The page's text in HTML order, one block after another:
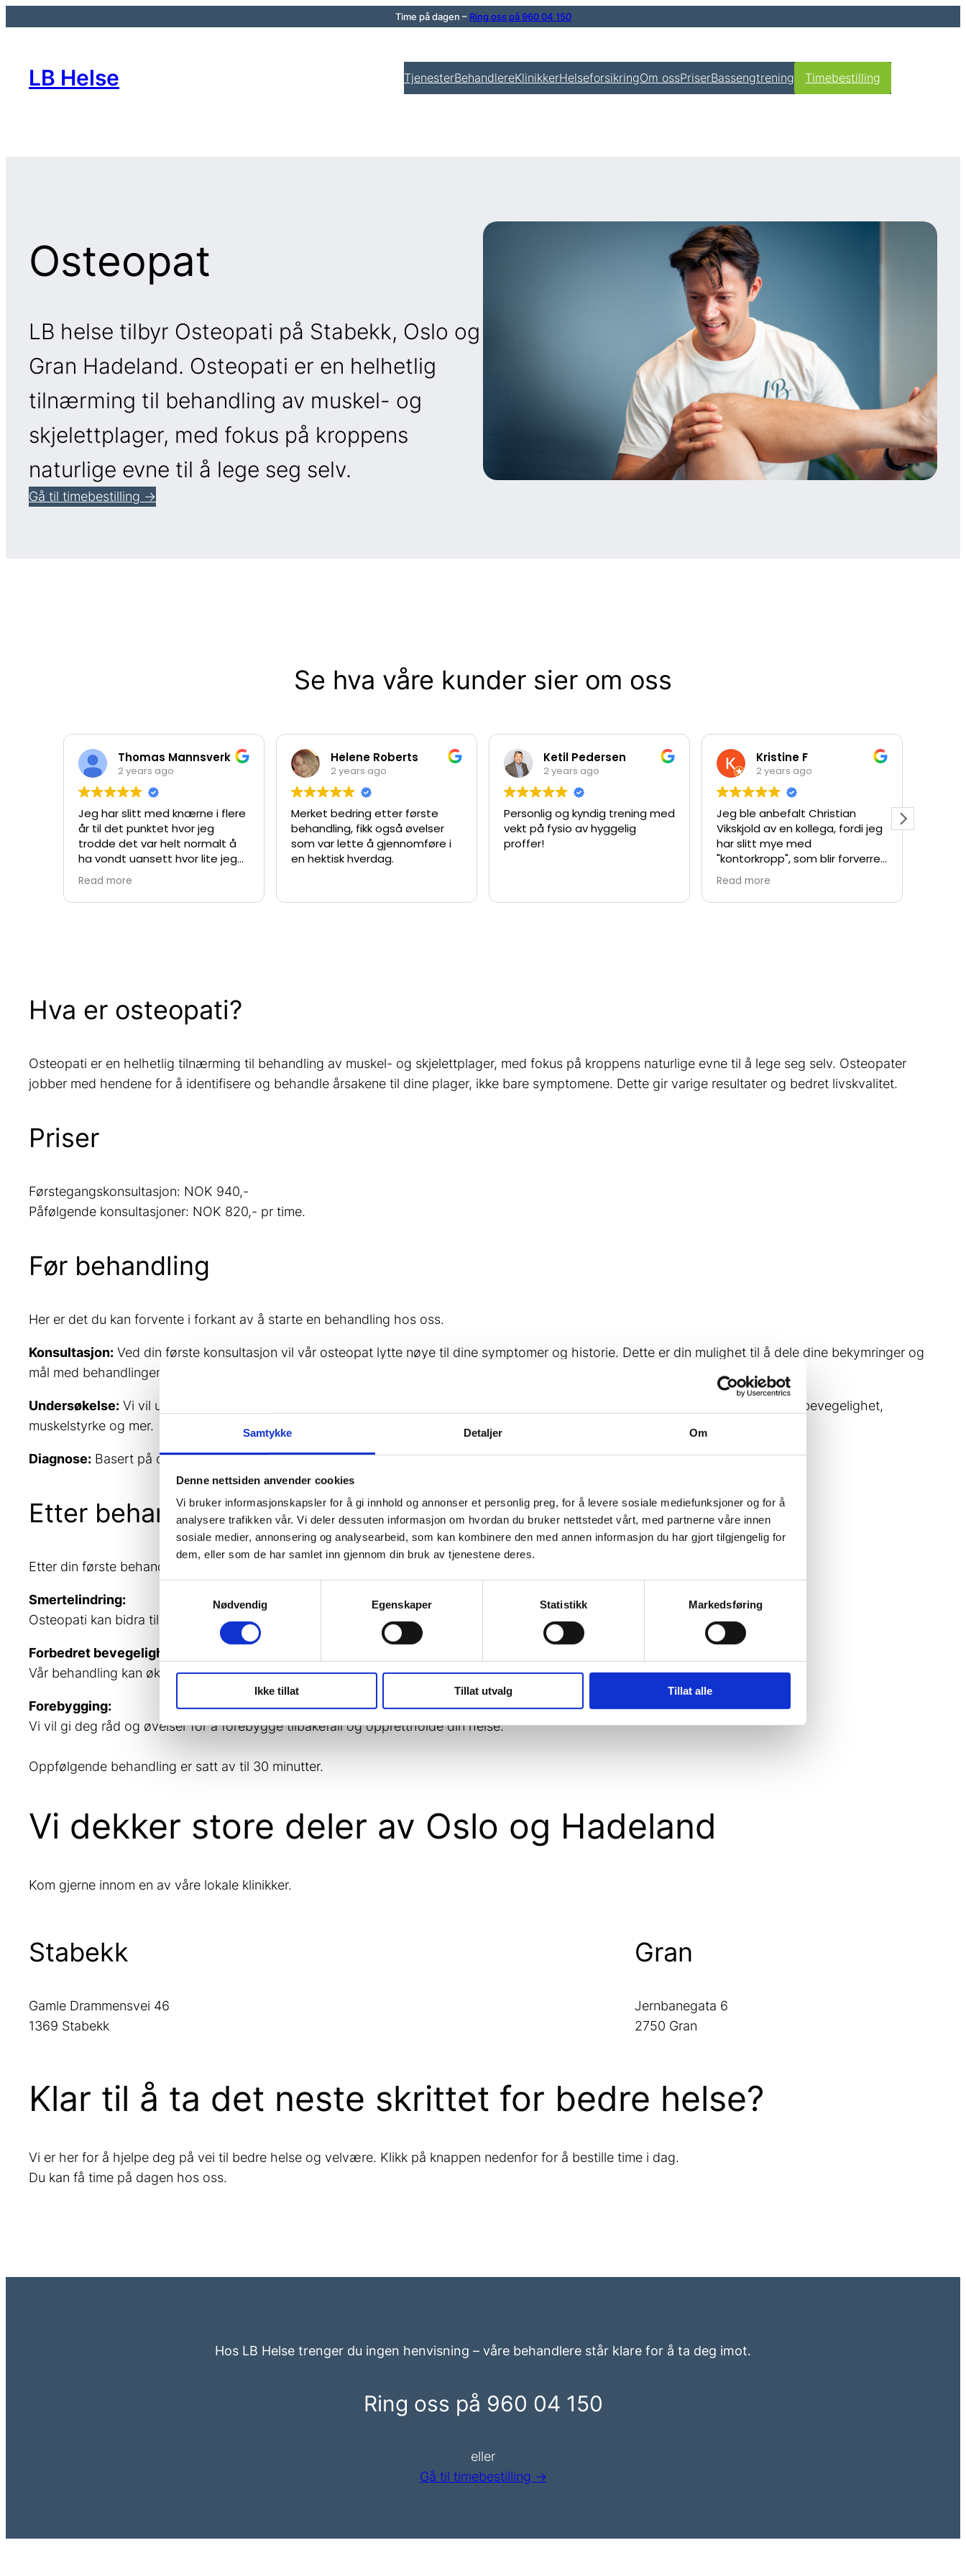
Samtykke Detaljer Om
Denne nettsiden anvender cookies
Vi bruker informasjonskapsler for å gi innhold og annonser et personlig preg, for å levere sosiale mediefunksjoner og for å
analysere trafikken vår. Vi deler dessuten informasjon om hvordan du bruker nettstedet vårt, med partnerne våre innen
sosiale medier, annonsering og analysearbeid, som kan kombinere den med annen informasjon du har gjort tilgjengelig for
dem, eller som de har samlet inn gjennom din bruk av tjenestene deres.
Nødvendig
Egenskaper Statistikk Markedsføring
Ikke tillat Tillat utvalg Tillat alle
Time på dagen – Ring oss på 960 04 150
LB Helse TjenesterBehandlereKlinikkerHelseforsikringOm ossPriserBassengtrening Timebestilling
Osteopat
LB helse tilbyr Osteopati på Stabekk, Oslo og
Gran Hadeland. Osteopati er en helhetlig
tilnærming til behandling av muskel- og
skjelettplager, med fokus på kroppens
naturlige evne til å lege seg selv.
Gå til timebestilling →
Se hva våre kunder sier om oss
Thomas Mannsverk
2 years ago
Jeg har slitt med knærne i flere
år til det punktet hvor jeg
trodde det var helt normalt å
ha vondt uansett hvor lite jeg
løp. Nå kan jeg endelig si at
knærne mine fungerer og kan
løp så mye jeg orker.
Read more
Helene Roberts
2 years ago
Merket bedring etter første
behandling, fikk også øvelser
som var lette å gjennomføre i
en hektisk hverdag.
Ketil Pedersen
2 years ago
Personlig og kyndig trening med
vekt på fysio av hyggelig
proffer!
Kristine F
2 years ago
Jeg ble anbefalt Christian
Vikskjold av en kollega, fordi jeg
har slitt mye med
"kontorkropp", som blir forverret
ved stress. Christian tok seg
god tid på første konsultasjon,
fant problemområdene og
behandling; ønsker å hjelpe
pasienten til å hjelpe seg selv.
Han foreslår øvelser og trening
Read more
Hva er osteopati?
Osteopati er en helhetlig tilnærming til behandling av muskel- og skjelettplager, med fokus på kroppens naturlige evne til å lege seg selv. Osteopater
jobber med hendene for å identifisere og behandle årsakene til dine plager, ikke bare symptomene. Dette gir varige resultater og bedret livskvalitet.
Priser
Førstegangskonsultasjon: NOK 940,-
Påfølgende konsultasjoner: NOK 820,- pr time.
Før behandling
Her er det du kan forvente i forkant av å starte en behandling hos oss.
Konsultasjon: Ved din første konsultasjon vil vår osteopat lytte nøye til dine symptomer og historie. Dette er din mulighet til å dele dine bekymringer og
mål med behandlingen.
Undersøkelse: Vi vil utføre en grundig fysisk undersøkelse for å forstå din kropp og dens behov bedre. Dette inkluderer testing av bevegelighet,
muskelstyrke og mer.
Diagnose: Basert på dine symptomer og undersøkelse, vil vi gi deg en klar diagnose og utvikle en tilpasset behandlingsplan.
Etter behandling
Etter din første behandling og videre konsultasjoner, kan du forvente følgende:
Smertelindring:
Osteopati kan bidra til å lindre smerter og ubehag, samt forbedre din generelle velvære.
Forbedret bevegelighet:
Vår behandling kan øke din bevegelighet og bidra til bedre funksjon av muskler og ledd.
Forebygging:
Vi vil gi deg råd og øvelser for å forebygge tilbakefall og opprettholde din helse.
Oppfølgende behandling er satt av til 30 minutter.
Vi dekker store deler av Oslo og Hadeland
Kom gjerne innom en av våre lokale klinikker.
Stabekk
Gamle Drammensvei 46
1369 Stabekk
Gran
Jernbanegata 6
2750 Gran
Klar til å ta det neste skrittet for bedre helse?
Vi er her for å hjelpe deg på vei til bedre helse og velvære. Klikk på knappen nedenfor for å bestille time i dag.
Du kan få time på dagen hos oss.
Hos LB Helse trenger du ingen henvisning – våre behandlere står klare for å ta deg imot.
Ring oss på 960 04 150
eller
Gå til timebestilling →